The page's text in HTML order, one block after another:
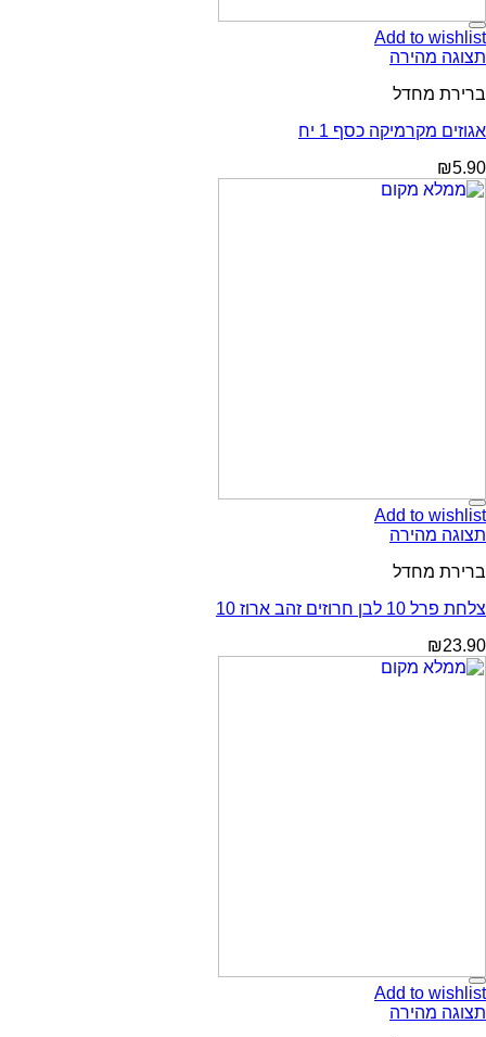
Add to wishlist
תצוגה מהירה
ברירת מחדל
אגוזים מקרמיקה כסף 1 יח
₪5.90
Add to wishlist
תצוגה מהירה
ברירת מחדל
צלחת פרל 10 לבן חרוזים זהב ארוז 10
₪23.90
Add to wishlist
תצוגה מהירה